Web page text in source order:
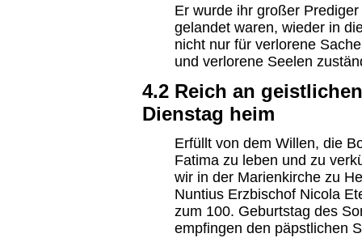
Er wurde ihr großer
gelandet waren, wieder in
nicht nur für verlorene
und verlorene Seelen
4.2 Reich an
Dienstag heim
Erfüllt von dem Willen, die
Fatima zu leben und zu
wir in der Marienkirche zu
Nuntius Erzbischof Nicola
zum 100. Geburtstag des
empfingen den päpstlichen